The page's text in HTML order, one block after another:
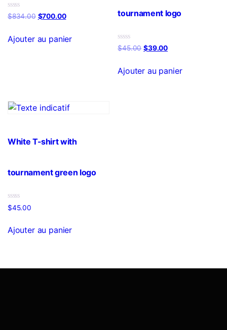
Note
0
5
$834.00 $700.00
Ajouter au panier
tournament logo
Note
0
5
$45.00 $39.00
Ajouter au panier
White T-shirt with
tournament green logo
Note
0
5
$45.00
Ajouter au panier